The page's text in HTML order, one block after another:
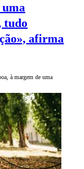
uma
tudo
afirma
à margem de uma